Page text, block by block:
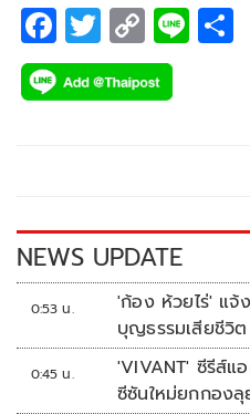
F
ac
e
k
T
wi
tt
C
o
p
k
Li
NEWS UPDATE
0:53 น.
'ก้อง ห้วยไร่' แจ้
บุญธรรมเสียชีวิต
0:45 น.
'VIVANT' ซีรีส์
ซีซันใหม่ยกกองลุ